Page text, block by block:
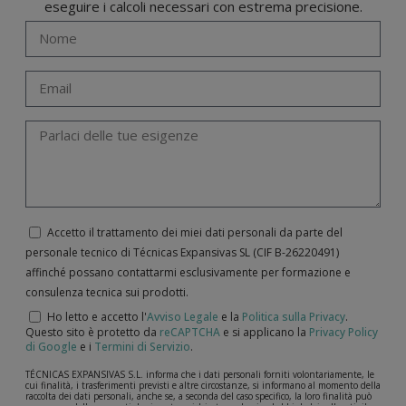
eseguire i calcoli necessari con estrema precisione.
Accetto il trattamento dei miei dati personali da parte del
personale tecnico di Técnicas Expansivas SL (CIF B-­26220491)
affinché possano contattarmi esclusivamente per formazione e
consulenza tecnica sui prodotti.
Ho letto e accetto l'Avviso Legale e la Politica sulla Privacy.
Questo sito è protetto da reCAPTCHA e si applicano la Privacy Policy
di Google e i Termini di Servizio.
TÉCNICAS EXPANSIVAS S.L. informa che i dati personali forniti volontariamente, le
cui finalità, i trasferimenti previsti e altre circostanze, si informano al momento della
raccolta dei dati personali, anche se, a seconda del caso specifico, la loro finalità può